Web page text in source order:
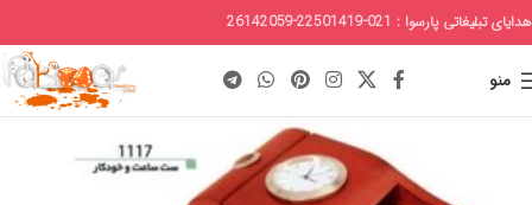
هدایای تبلیغاتی پارسوا : 021-22501419-26142059
منو